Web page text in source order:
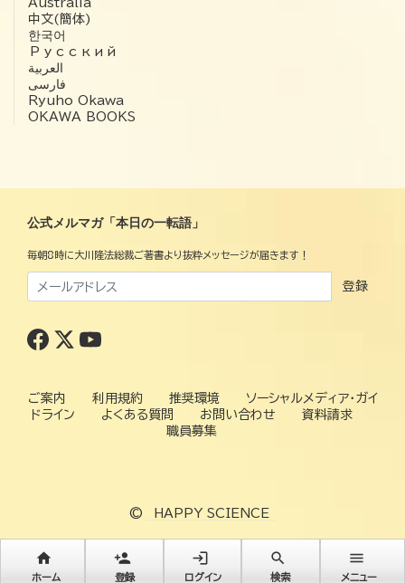
Australia
中文(簡体)
한국어
Русский
العربية‏
فارسی
Ryuho Okawa
OKAWA BOOKS
公式メルマガ「本日の一転語」
毎朝8時に大川隆法総裁ご著書より抜粋メッセージが届きます！
登録
ご案内 利用規約 推奨環境
ソーシャルメディア・ガイ
ドライン
よくある質問 お問い合わせ
資料請求
職員募集
© HAPPY SCIENCE
home
ホーム
person_add
登録
login
ログイン
search
検索
menu
メニュー